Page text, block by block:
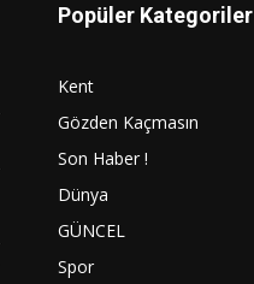
Popüler Kategoriler
Kent
Gözden Kaçmasın
Son Haber !
Dünya
GÜNCEL
Spor